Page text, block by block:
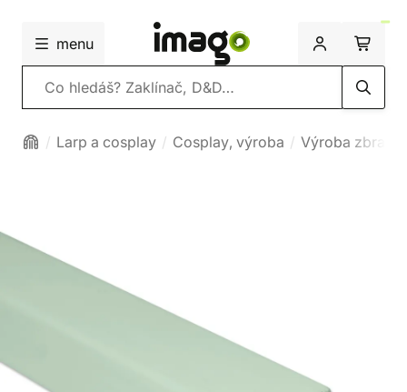
menu
Vyhledávání
Larp a cosplay Cosplay, výroba Výroba zbraní